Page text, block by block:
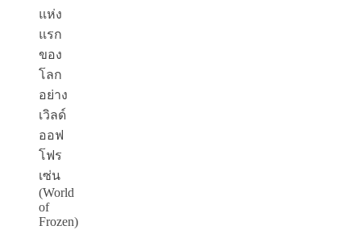
แห่ง
แรก
ของ
โลก
อย่าง
เวิลด์
ออฟ
โฟร
เซ่น
(World
of
Frozen)